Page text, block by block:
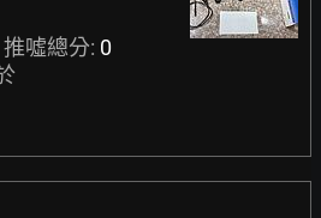
噓總分: 0